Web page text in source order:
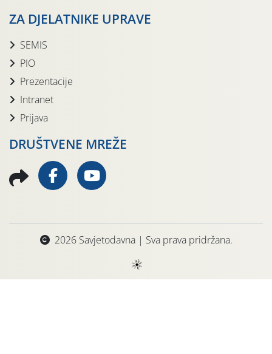
ZA DJELATNIKE UPRAVE
SEMIS
PIO
Prezentacije
Intranet
Prijava
DRUŠTVENE MREŽE
2026 Savjetodavna | Sva prava pridržana.